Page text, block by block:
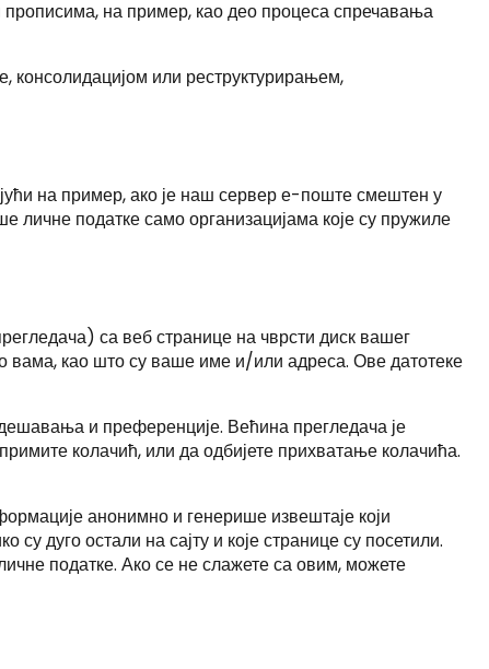
на пример, као део процеса спречавања
консолидацијом или реструктурирањем,
на пример, ако је наш сервер е-поште смештен у
податке само организацијама које су пружиле
са веб странице на чврсти диск вашег
вама, као што су ваше име и/или адреса. Ове датотеке
и преференције. Већина прегледача је
колачић, или да одбијете прихватање колачића.
анонимно и генерише извештаје који
дуго остали на сајту и које странице су посетили.
податке. Ако се не слажете са овим, можете